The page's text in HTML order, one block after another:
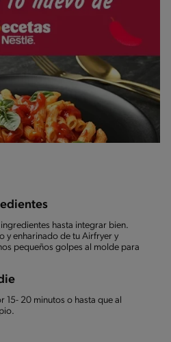
hasta integrar bien.
y enharinado de tu Airfryer y
pequeños golpes al molde para
15- 20 minutos o hasta que al